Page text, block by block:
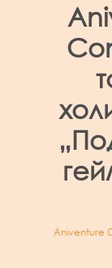
Aniventure